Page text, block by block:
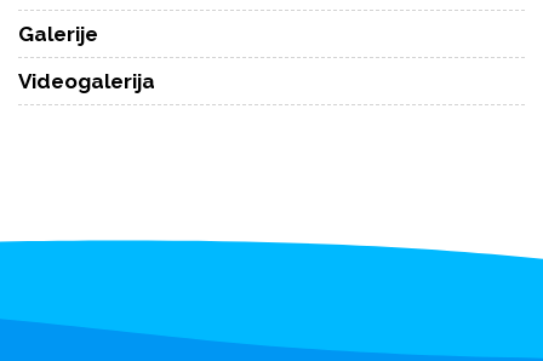
Galerije
Videogalerija